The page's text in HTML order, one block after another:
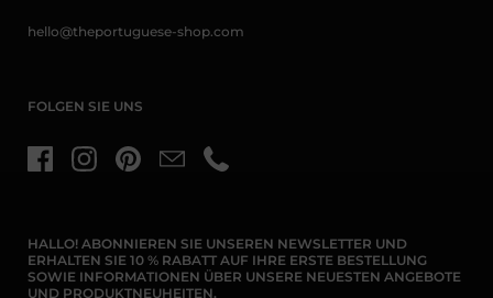
hello@theportuguese-shop.com
FOLGEN SIE UNS
FacebookInstagramPinterestE-Mail Telefon
HALLO! ABONNIEREN SIE UNSEREN NEWSLETTER UND
ERHALTEN SIE 10 % RABATT AUF IHRE ERSTE BESTELLUNG
SOWIE INFORMATIONEN ÜBER UNSERE NEUESTEN ANGEBOTE
UND PRODUKTNEUHEITEN.